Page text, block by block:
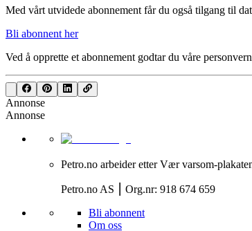
Med vårt utvidede abonnement får du også tilgang til
Bli abonnent her
Ved å opprette et abonnement godtar du våre
Annonse
Annonse
Petro.no arbeider etter Vær varsom-
Petro.no AS ⎮ Org.nr: 918 674 659
Bli abonnent
Om oss